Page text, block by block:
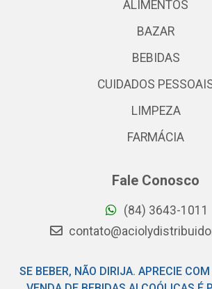
ALIMENTOS
BAZAR
BEBIDAS
CUIDADOS
LIMPEZA
FARMÁCIA
Fale Conosco
(84) 3643-1011
SE BEBER, NÃO DIRIJA. APRECIE